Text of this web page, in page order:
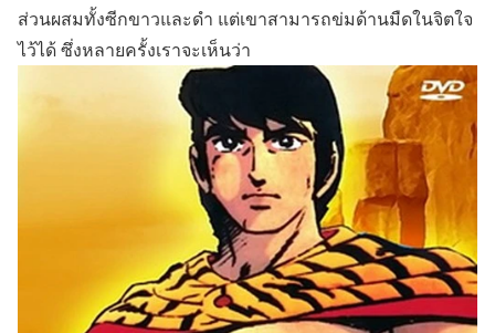
ส่วนผสมทั้งซีกขาวและดำ แต่เขาสามารถข่มด้านมืดในจิตใจ
ไว้ได้ ซึ่งหลายครั้งเราจะเห็นว่า